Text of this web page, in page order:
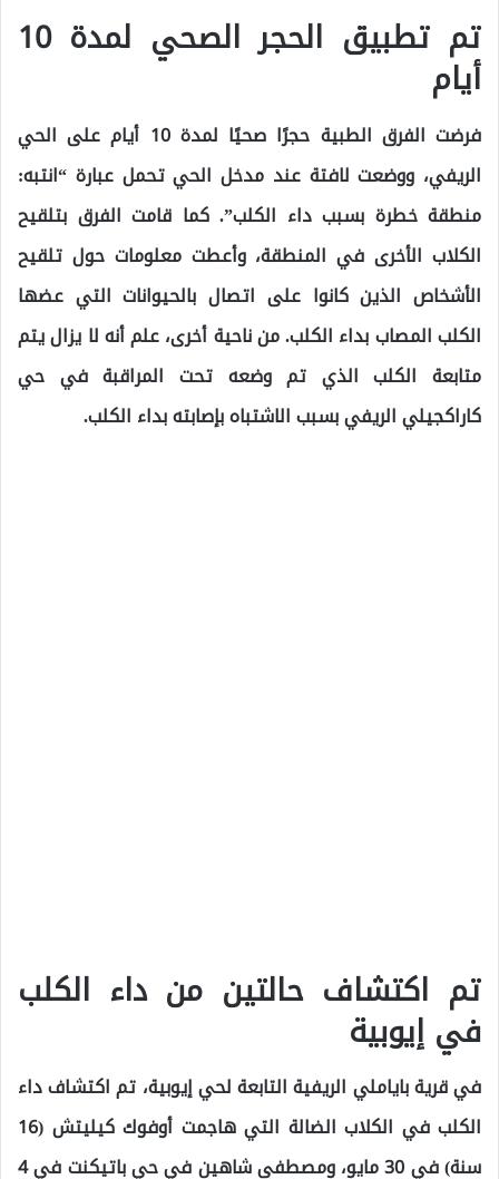
تم تطبيق الحجر الصحي لمدة 10
أيام
فرضت الفرق الطبية حجرًا صحيًا لمدة 10 أيام على الحي
الريفي، ووضعت لافتة عند مدخل الحي تحمل عبارة “انتبه:
منطقة خطرة بسبب داء الكلب”. كما قامت الفرق بتلقيح
الكلاب الأخرى في المنطقة، وأعطت معلومات حول تلقيح
الأشخاص الذين كانوا على اتصال بالحيوانات التي عضها
الكلب المصاب بداء الكلب. من ناحية أخرى، علم أنه لا يزال يتم
متابعة الكلب الذي تم وضعه تحت المراقبة في حي
كاراكجيلي الريفي بسبب الاشتباه بإصابته بداء الكلب.
تم اكتشاف حالتين من داء الكلب
في إيوبية
في قرية باياملي الريفية التابعة لحي إيوبية، تم اكتشاف داء
الكلب في الكلاب الضالة التي هاجمت أوفوك كيليتش (16
سنة) في 30 مايو، ومصطفى شاهين في حي باتيكنت في 4